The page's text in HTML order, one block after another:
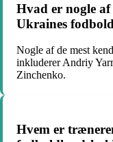
Hvad er nogle af
Ukraines
Nogle af de mest
inkluderer Andriy
Zinchenko.
Hvem er